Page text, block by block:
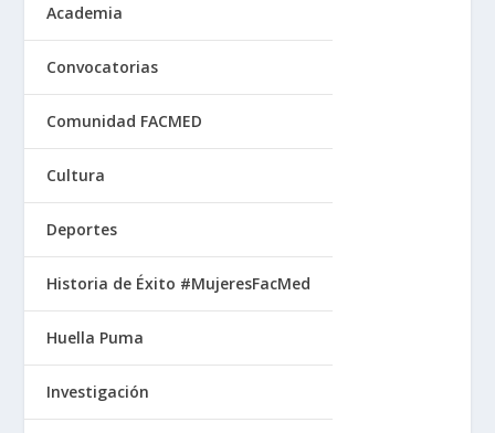
Academia
Convocatorias
Comunidad FACMED
Cultura
Deportes
Historia de Éxito #MujeresFacMed
Huella Puma
Investigación